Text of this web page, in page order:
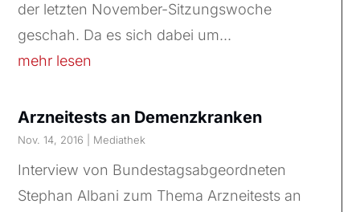
der letzten November-Sitzungswoche
geschah. Da es sich dabei um...
mehr lesen
Arzneitests an Demenzkranken
Nov. 14, 2016 Mediathek
Interview von Bundestagsabgeordneten
Stephan Albani zum Thema Arzneitests an